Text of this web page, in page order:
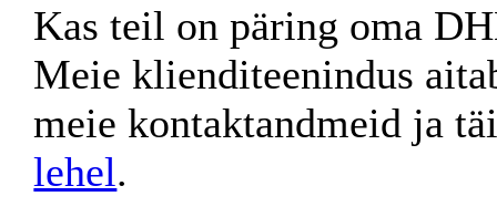
Kas teil on päring oma
Meie klienditeenindus
meie kontaktandmeid ja
lehel.